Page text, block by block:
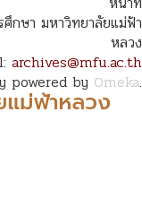
กษา มหาวิทยาลัยแม่ฟ้า
หลวง
archives@mfu.ac.th
powered by Omeka.